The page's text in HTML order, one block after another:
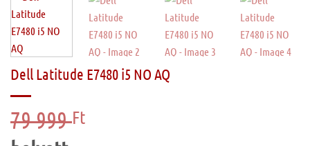
Dell Latitude E7480 i5 NO AQ
79 999Ft